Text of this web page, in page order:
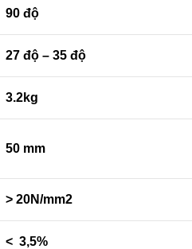
90 độ
27 độ – 35 độ
3.2kg
50 mm
> 20N/mm2
< 3,5%